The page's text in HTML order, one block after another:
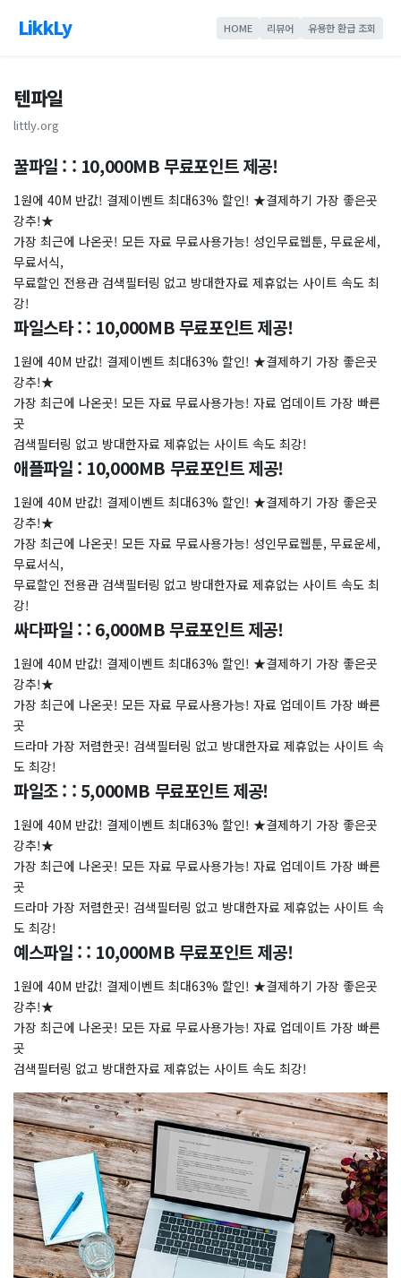
LikkLy HOME 리뷰어 유용한 환급 조회
텐파일
littly.org
꿀파일 : : 10,000MB 무료포인트 제공!
1원에 40M 반값! 결제이벤트 최대63% 할인! ★결제하기 가장 좋은곳
강추!★
가장 최근에 나온곳! 모든 자료 무료사용가능! 성인무료웹툰, 무료운세,
무료서식,
무료할인 전용관 검색필터링 없고 방대한자료 제휴없는 사이트 속도 최
강!
파일스타 : : 10,000MB 무료포인트 제공!
1원에 40M 반값! 결제이벤트 최대63% 할인! ★결제하기 가장 좋은곳
강추!★
가장 최근에 나온곳! 모든 자료 무료사용가능! 자료 업데이트 가장 빠른
곳
검색필터링 없고 방대한자료 제휴없는 사이트 속도 최강!
애플파일 : 10,000MB 무료포인트 제공!
1원에 40M 반값! 결제이벤트 최대63% 할인! ★결제하기 가장 좋은곳
강추!★
가장 최근에 나온곳! 모든 자료 무료사용가능! 성인무료웹툰, 무료운세,
무료서식,
무료할인 전용관 검색필터링 없고 방대한자료 제휴없는 사이트 속도 최
강!
싸다파일 : : 6,000MB 무료포인트 제공!
1원에 40M 반값! 결제이벤트 최대63% 할인! ★결제하기 가장 좋은곳
강추!★
가장 최근에 나온곳! 모든 자료 무료사용가능! 자료 업데이트 가장 빠른
곳
드라마 가장 저렴한곳! 검색필터링 없고 방대한자료 제휴없는 사이트 속
도 최강!
파일조 : : 5,000MB 무료포인트 제공!
1원에 40M 반값! 결제이벤트 최대63% 할인! ★결제하기 가장 좋은곳
강추!★
가장 최근에 나온곳! 모든 자료 무료사용가능! 자료 업데이트 가장 빠른
곳
드라마 가장 저렴한곳! 검색필터링 없고 방대한자료 제휴없는 사이트 속
도 최강!
예스파일 : : 10,000MB 무료포인트 제공!
1원에 40M 반값! 결제이벤트 최대63% 할인! ★결제하기 가장 좋은곳
강추!★
가장 최근에 나온곳! 모든 자료 무료사용가능! 자료 업데이트 가장 빠른
곳
검색필터링 없고 방대한자료 제휴없는 사이트 속도 최강!